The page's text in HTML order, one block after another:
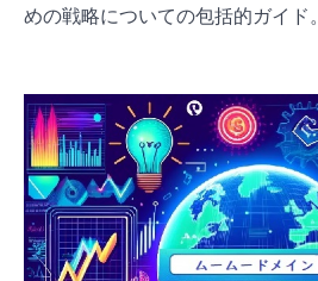
めの戦略についての包括的ガイド。